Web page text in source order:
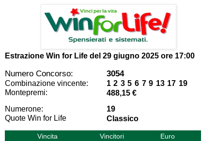
Estrazione Win for Life del 29 giugno 2025 ore 17:00
Numero Concorso: 3054
Combinazione vincente:
1 2 3 5 6 7 9 13 17 19
Montepremi:
488,15 €
Numerone:
19
Quote Win for Life
Classico
Vincita Vincitori
Euro